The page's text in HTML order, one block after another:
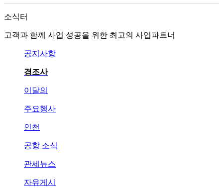
소식터
고객과 함께 사업 성공을 위한 최고의 사업파트너
공지사항
경조사
이달의
주요행사
인천
공항 소식
관세뉴스
자유게시